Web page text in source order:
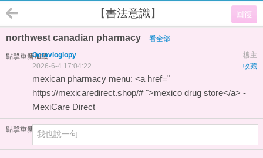
回復
【書法意識】
northwest canadian pharmacy 看全部
點擊重新加載 樓主
Octavioglopy
收藏
2026-6-4 17:04:22
mexican pharmacy menu: <a href="
https://mexicaredirect.shop/# ">mexico drug store</a> -
MexiCare Direct
點擊重新加載